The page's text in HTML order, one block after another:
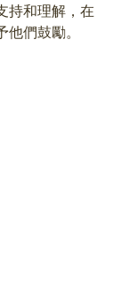
持和理解，在
們鼓勵。